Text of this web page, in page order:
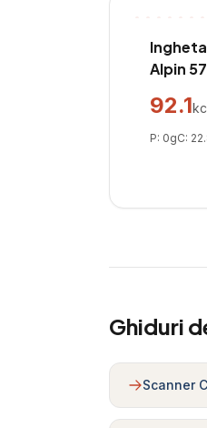
Alpin
92.1
P: 0gC:
Ghiduri
Scanner